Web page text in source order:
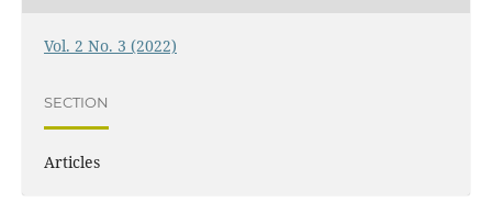
Vol. 2 No. 3 (2022)
SECTION
Articles